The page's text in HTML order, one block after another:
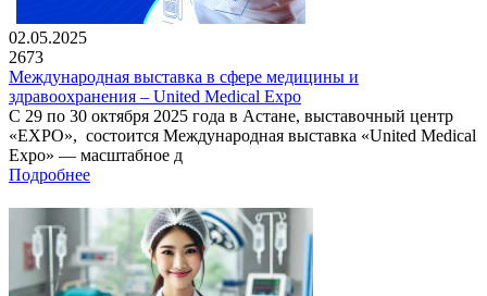
02.05.2025
2673
Международная выставка в сфере медицины и
здравоохранения – United Medical Expo
С 29 по 30 октября 2025 года в Астане, выставочный центр
«EXPO», состоится Международная выставка «United Medical
Expo» — масштабное д
Подробнее